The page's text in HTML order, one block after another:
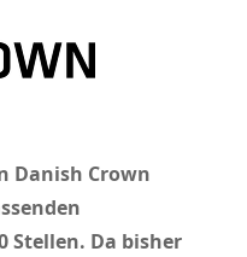
Danish Crown
Stellen. Da bisher